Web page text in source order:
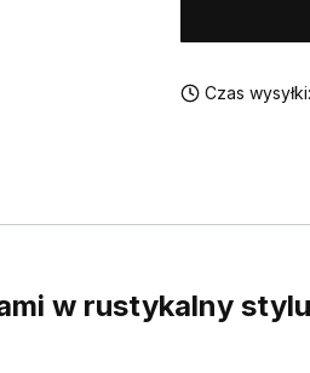
Czas wysyłki:
w rustykalny stylu